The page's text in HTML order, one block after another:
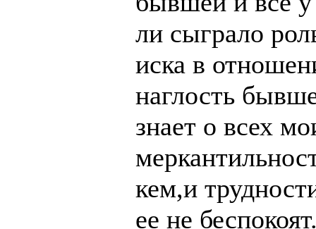
ли сыграло
иска в
наглость
знает о всех
кем,и
ее не